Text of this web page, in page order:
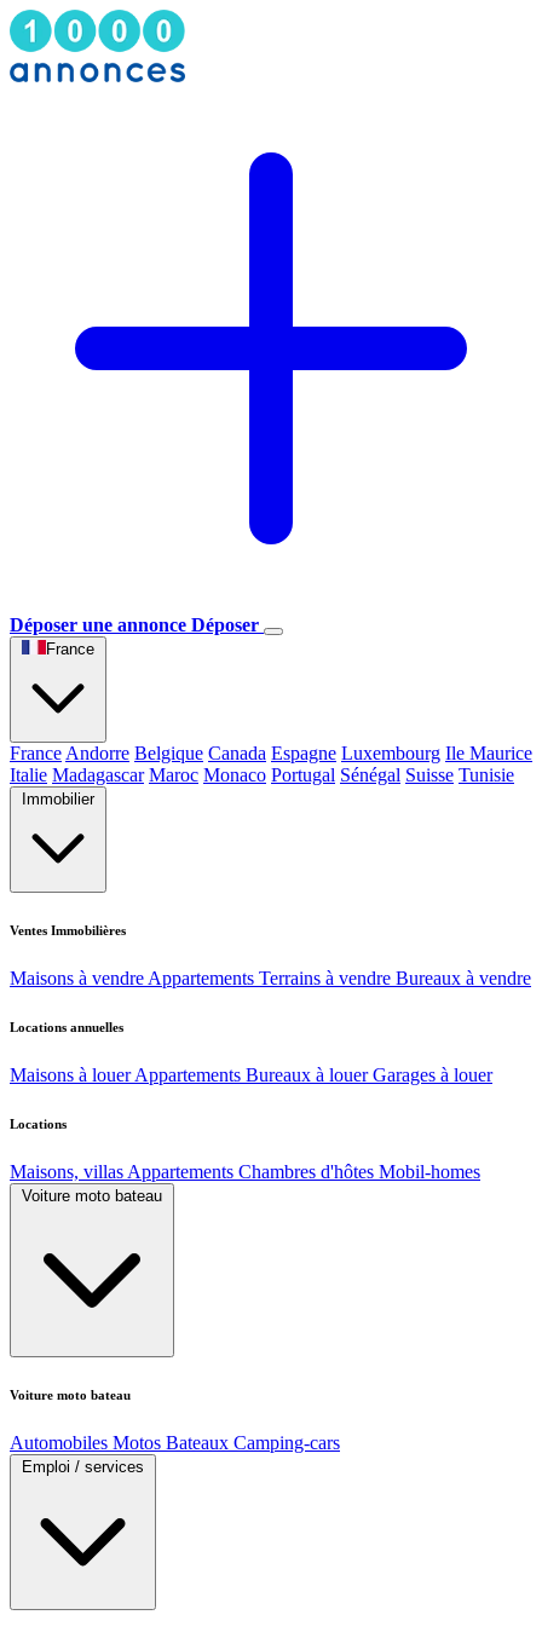
Déposer une annonce Déposer
France
France Andorre Belgique Canada Espagne Luxembourg Ile Maurice
Italie Madagascar Maroc Monaco Portugal Sénégal Suisse Tunisie
Immobilier
Ventes Immobilières
Maisons à vendre Appartements Terrains à vendre Bureaux à vendre
Locations annuelles
Maisons à louer Appartements Bureaux à louer Garages à louer
Locations
Maisons, villas Appartements Chambres d'hôtes Mobil-homes
Voiture moto bateau
Voiture moto bateau
Automobiles Motos Bateaux Camping-cars
Emploi / services